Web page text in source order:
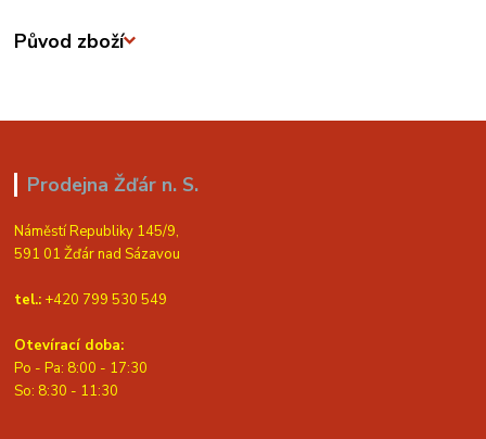
Původ zboží
Prodejna Žďár n. S.
Náměstí Republiky 145/9,
591 01 Žďár nad Sázavou
tel.: +420 799 530 549
Otevírací doba:
Po - Pa: 8:00 - 17:30
So: 8:30 - 11:30